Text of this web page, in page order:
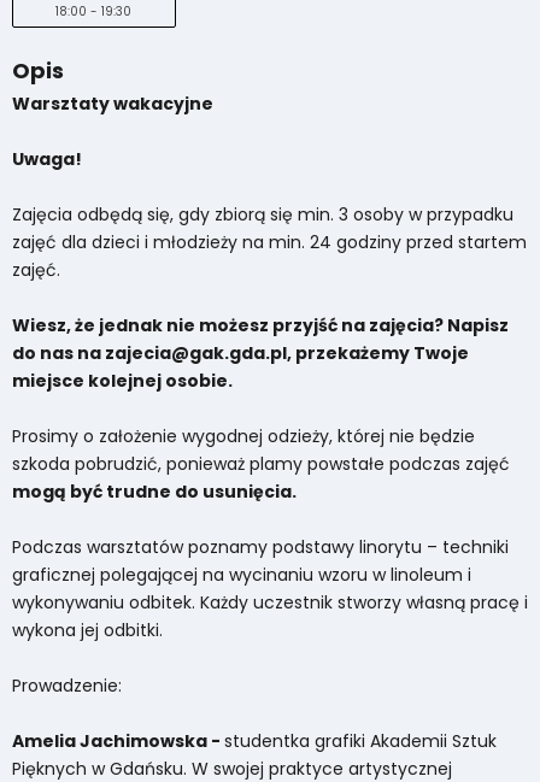
18:00 - 19:30
Opis
Warsztaty wakacyjne
Uwaga!
Zajęcia odbędą się, gdy zbiorą się min. 3 osoby w przypadku
zajęć dla dzieci i młodzieży na min. 24 godziny przed startem
zajęć.
Wiesz, że jednak nie możesz przyjść na zajęcia? Napisz
do nas na zajecia@gak.gda.pl, przekażemy Twoje
miejsce kolejnej osobie.
Prosimy o założenie wygodnej odzieży, której nie będzie
szkoda pobrudzić, ponieważ plamy powstałe podczas zajęć
mogą być trudne do usunięcia.
Podczas warsztatów poznamy podstawy linorytu – techniki
graficznej polegającej na wycinaniu wzoru w linoleum i
wykonywaniu odbitek. Każdy uczestnik stworzy własną pracę i
wykona jej odbitki.
Prowadzenie:
Amelia Jachimowska - studentka grafiki Akademii Sztuk
Pięknych w Gdańsku. W swojej praktyce artystycznej